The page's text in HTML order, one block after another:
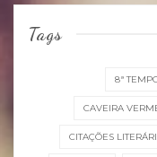
Tags
8ª
CAVEIRA
CITAÇÕES